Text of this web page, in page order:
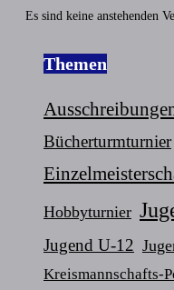
Es sind keine anstehenden
Themen
Bücherturmturnier
Hobbyturnier
Jugend U-12
Kreismannschafts-